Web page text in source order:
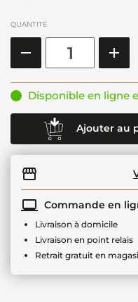
QUANTITÉ
Disponible en ligne
Ajouter au
Commande en
Livraison à domicile
Livraison en point relais
Retrait gratuit en